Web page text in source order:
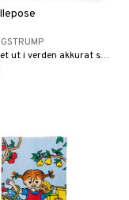
Skal barnet ut i verden akkurat som Pippi Langstrømpe?